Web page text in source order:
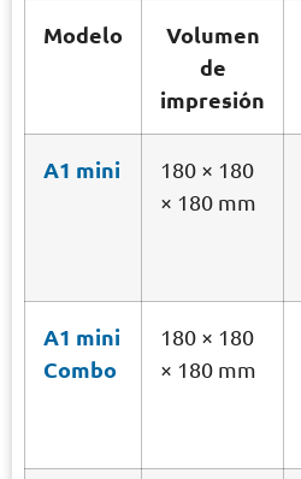
Modelo
Volumen
de
impresión
A1 mini
180 × 180
× 180 mm
A1 mini
Combo
180 × 180
× 180 mm